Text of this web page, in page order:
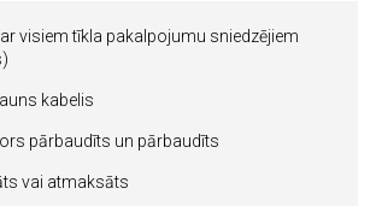
visiem tīkla pakalpojumu sniedzējiem
kabelis
pārbaudīts un pārbaudīts
vai atmaksāts